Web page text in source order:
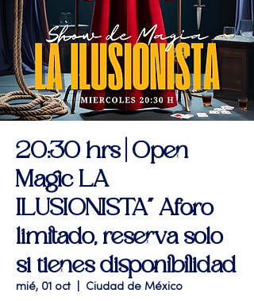
20:30 hrs | Open
Magic LA
ILUSIONISTA" Aforo
limitado, reserva solo
si tienes disponibilidad
mié, 01 oct Ciudad de México